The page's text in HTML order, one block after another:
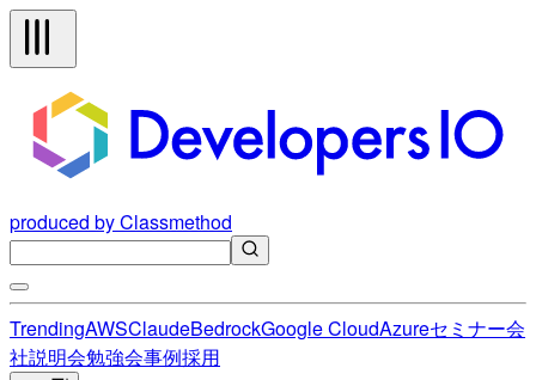
produced by Classmethod
TrendingAWSClaudeBedrockGoogle CloudAzureセミナー会
社説明会勉強会事例採用